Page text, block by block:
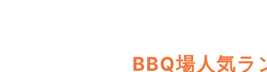
BBQ場人気ラ